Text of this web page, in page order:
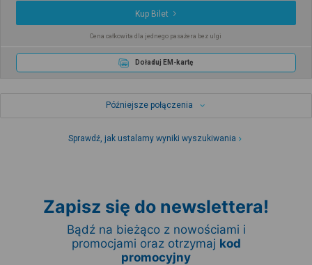
Kup Bilet
Cena całkowita dla jednego pasażera bez ulgi
Doładuj EM-kartę
Późniejsze połączenia
Sprawdź, jak ustalamy wyniki wyszukiwania
Zapisz się do newslettera!
Bądź na bieżąco z nowościami i
promocjami oraz otrzymaj kod
promocyjny